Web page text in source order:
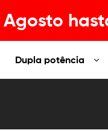
Dupla potência